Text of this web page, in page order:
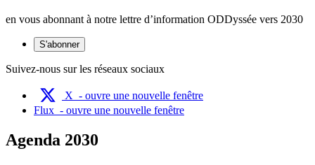
en vous abonnant à notre lettre d’information ODDyssée vers 2030
S'abonner
Suivez-nous sur les réseaux sociaux
X - ouvre une nouvelle fenêtre
Flux - ouvre une nouvelle fenêtre
Agenda 2030